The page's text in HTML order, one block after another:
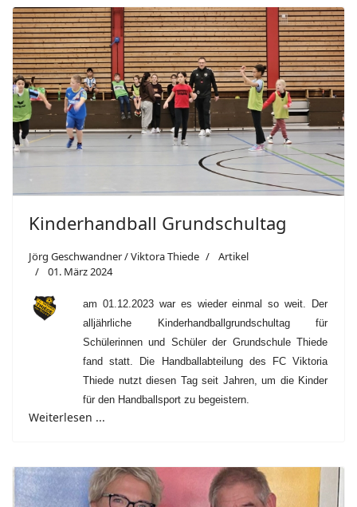
Kinderhandball Grundschultag
Jörg Geschwandner / Viktora Thiede
Artikel
01. März 2024
am 01.12.2023 war es wieder einmal so weit. Der
alljährliche Kinderhandballgrundschultag für
Schülerinnen und Schüler der Grundschule Thiede
fand statt. Die Handballabteilung des FC Viktoria
Thiede nutzt diesen Tag seit Jahren, um die Kinder
für den Handballsport zu begeistern.
Weiterlesen ...